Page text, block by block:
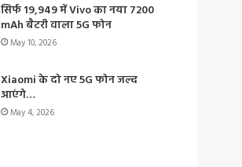
सिर्फ 19,949 में Vivo का नया 7200
mAh बैटरी वाला 5G फोन
May 10, 2026
Xiaomi के दो नए 5G फोन जल्द
आएंगे…
May 4, 2026